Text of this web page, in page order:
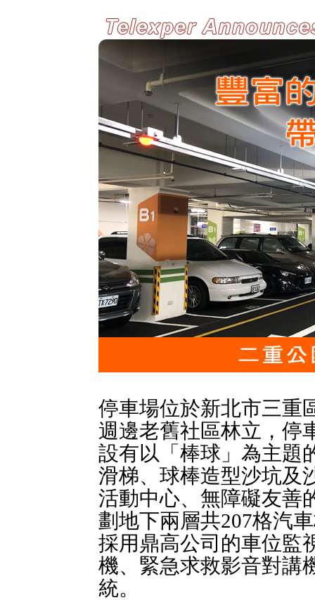
停車場位於新北市三重
週邊老舊社區林立，停
設有以「棒球」為主題
滑梯、球棒造型沙坑及
活動中心、無障礙友善
劃地下兩層共207格汽
採用鼎高公司的車位監
機、緊急求救影音對講
統。